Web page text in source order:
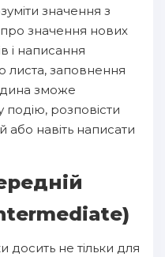
значення з
про значення нових
і написання
листа, заповнення
зможе
подію, розповісти
або навіть написати
досить не тільки для